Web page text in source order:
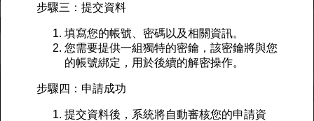
步驟三：提交資料
填寫您的帳號、密碼以及相關資訊。
您需要提供一組獨特的密鑰，該密鑰將與您
的帳號綁定，用於後續的解密操作。
步驟四：申請成功
提交資料後，系統將自動審核您的申請資